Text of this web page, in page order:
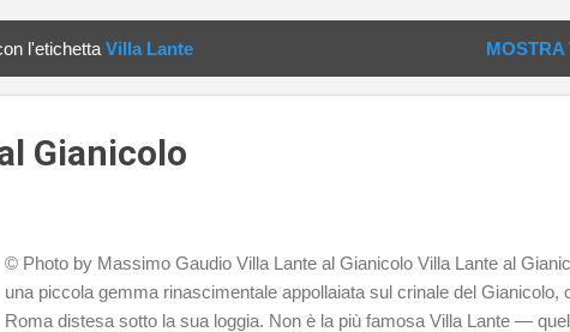
l'etichetta Villa Lante MOSTRA
Gianicolo
© Photo by Massimo Gaudio Villa Lante al Gianicolo Villa Lante al
una piccola gemma rinascimentale appollaiata sul crinale del Gianicolo,
Roma distesa sotto la sua loggia. Non è la più famosa Villa Lante —